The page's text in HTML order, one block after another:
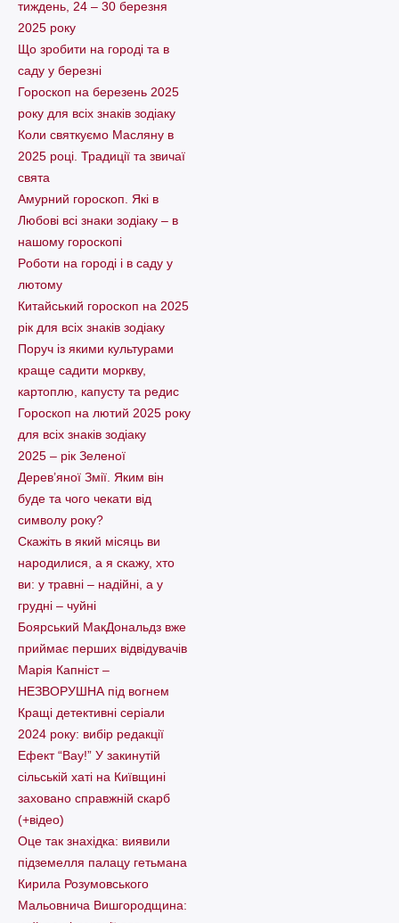
тиждень, 24 – 30 березня
2025 року
Що зробити на городі та в
саду у березні
Гороскоп на березень 2025
року для всіх знаків зодіаку
Коли святкуємо Масляну в
2025 році. Традиції та звичаї
свята
Амурний гороскоп. Які в
Любові всі знаки зодіаку – в
нашому гороскопі
Pоботи на городі і в саду у
лютому
Китайський гороскоп на 2025
рік для всіх знаків зодіаку
Поруч із якими культурами
краще садити моркву,
картоплю, капусту та редис
Гороскоп на лютий 2025 року
для всіх знаків зодіаку
2025 – рік Зеленої
Дерев’яної Змії. Яким він
буде та чого чекати від
символу року?
Скажіть в який місяць ви
народилися, а я скажу, хто
ви: у травні – надійні, а у
грудні – чуйні
Боярський МакДональдз вже
приймає перших відвідувачів
Марія Капніст –
НЕЗВОРУШНА під вогнем
Кращі детективні серіали
2024 року: вибір редакції
Ефект “Вау!” У закинутій
сільській хаті на Київщині
заховано справжній скарб
(+відео)
Оце так знахідка: виявили
підземелля палацу гетьмана
Кирила Розумовського
Мальовнича Вишгородщина: